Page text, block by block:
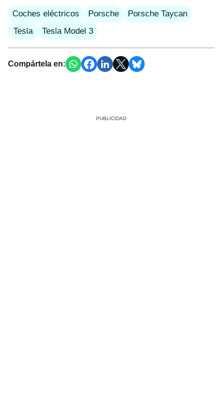
Coches eléctricos Porsche
Porsche Taycan
Tesla
Tesla Model 3
Compártela en: